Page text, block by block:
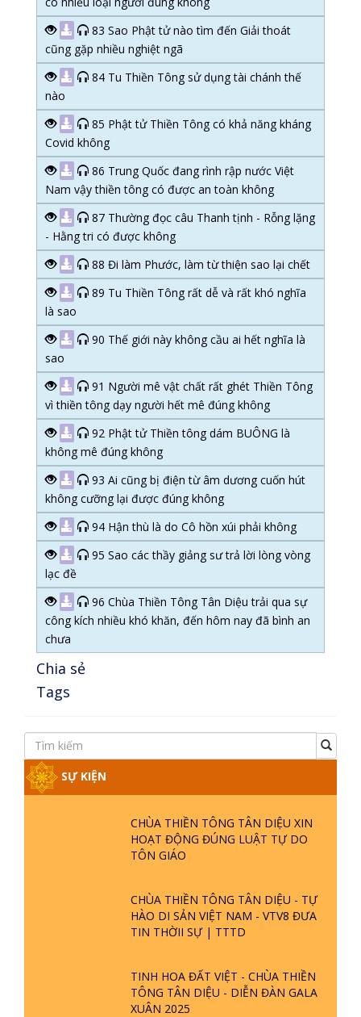
83 Sao Phật tử nào tìm đến Giải thoát
cũng gặp nhiều nghiệt ngã
84 Tu Thiền Tông sử dụng tài chánh thế
nào
85 Phật tử Thiền Tông có khả năng kháng
Covid không
86 Trung Quốc đang rình rập nước Việt
Nam vậy thiền tông có được an toàn không
87 Thường đọc câu Thanh tịnh - Rỗng lặng
- Hằng tri có được không
88 Đi làm Phước, làm từ thiện sao lại chết
89 Tu Thiền Tông rất dễ và rất khó nghĩa
là sao
90 Thế giới này không cầu ai hết nghĩa là
sao
91 Người mê vật chất rất ghét Thiền Tông
vì thiền tông dạy người hết mê đúng không
92 Phật tử Thiền tông dám BUÔNG là
không mê đúng không
93 Ai cũng bị điện từ âm dương cuốn hút
không cưỡng lại được đúng không
94 Hận thù là do Cô hồn xúi phải không
95 Sao các thầy giảng sư trả lời lòng vòng
lạc đề
96 Chùa Thiền Tông Tân Diệu trải qua sự
công kích nhiều khó khăn, đến hôm nay đã bình an
chưa
Chia sẻ
Tags
SỰ KIỆN
CHÙA THIỀN TÔNG TÂN DIỆU XIN
HOẠT ĐỘNG ĐÚNG LUẬT TỰ DO
TÔN GIÁO
CHÙA THIỀN TÔNG TÂN DIỆU - TỰ
HÀO DI SẢN VIỆT NAM - VTV8 ĐƯA
TIN THỜII SỰ | TTTD
TINH HOA ĐẤT VIỆT - CHÙA THIỀN
TÔNG TÂN DIỆU - DIỄN ĐÀN GALA
XUÂN 2025